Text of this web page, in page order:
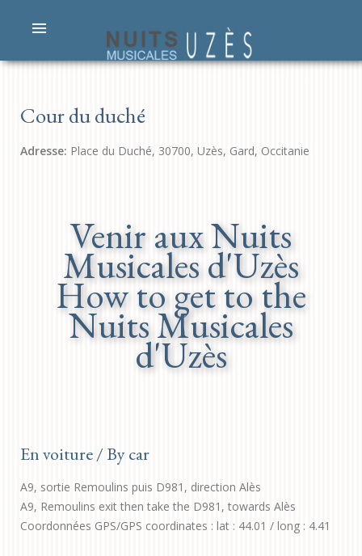
Cour du duché
Adresse: Place du Duché, 30700, Uzès, Gard, Occitanie
Venir aux Nuits
Musicales d'Uzès
How to get to the
Nuits Musicales
d'Uzès
En voiture / By car
A9, sortie Remoulins puis D981, direction Alès
A9, Remoulins exit then take the D981, towards Alès
Coordonnées GPS/GPS coordinates : lat : 44.01 / long : 4.41